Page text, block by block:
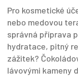
Pro kosmetické
nebo medovou
správná příprava
hydratace, pitný
zážitek?
lávovými kameny